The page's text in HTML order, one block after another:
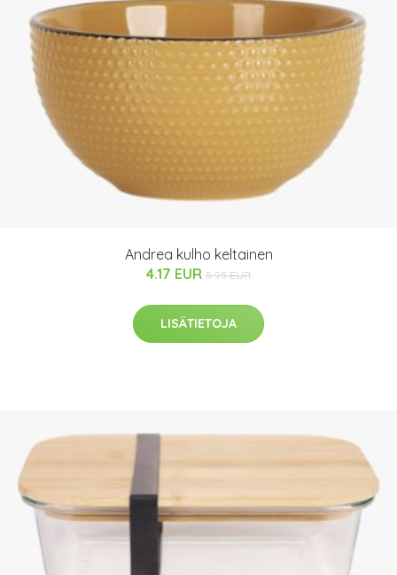
Andrea kulho keltainen
4.17 EUR 5.95 EUR
LISÄTIETOJA